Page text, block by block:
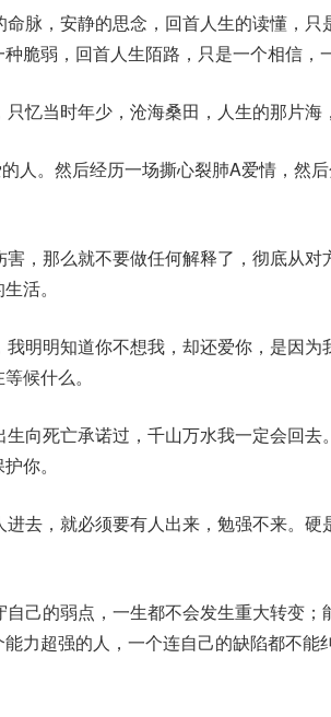
脉，安静的思念，回首人生的读懂，只
脆弱，回首人生陌路，只是一个相信，
忆当时年少，沧海桑田，人生的那片海
人。然后经历一场撕心裂肺A爱情，然
，那么就不要做任何解释了，彻底从对
活。
明明知道你不想我，却还爱你，是因为
候什么。
向死亡承诺过，千山万水我一定会回去
你。
去，就必须要有人出来，勉强不来。硬
己的弱点，一生都不会发生重大转变；
力超强的人，一个连自己的缺陷都不能